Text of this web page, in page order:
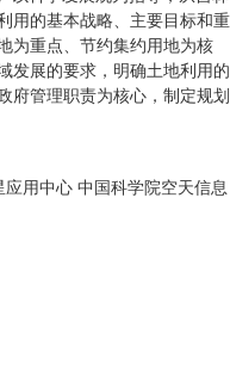
用的基本战略、主要目标和重
为重点、节约集约用地为核
发展的要求，明确土地利用的
府管理职责为核心，制定规划
应用中心 中国科学院空天信息